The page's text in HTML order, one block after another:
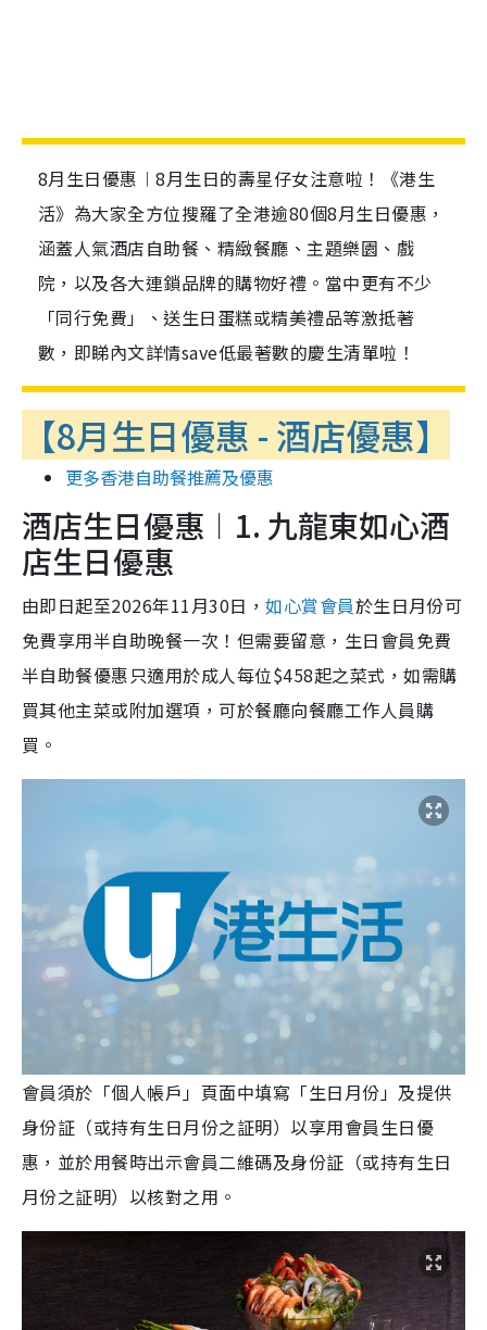
8月生日優惠︱8月生日的壽星仔女注意啦！《港生
活》為大家全方位搜羅了全港逾80個8月生日優惠，
涵蓋人氣酒店自助餐、精緻餐廳、主題樂園、戲
院，以及各大連鎖品牌的購物好禮。當中更有不少
「同行免費」、送生日蛋糕或精美禮品等激抵著
數，即睇內文詳情save低最著數的慶生清單啦！
【8月生日優惠 - 酒店優惠】
更多香港自助餐推薦及優惠
酒店生日優惠︱1. 九龍東如心酒
店生日優惠
由即日起至2026年11月30日，如心賞會員於生日月份可
免費享用半自助晚餐一次！但需要留意，生日會員免費
半自助餐優惠只適用於成人每位$458起之菜式，如需購
買其他主菜或附加選項，可於餐廳向餐廳工作人員購
買。
會員須於「個人帳戶」頁面中填寫「生日月份」及提供
身份証（或持有生日月份之証明）以享用會員生日優
惠，並於用餐時出示會員二維碼及身份証（或持有生日
月份之証明）以核對之用。